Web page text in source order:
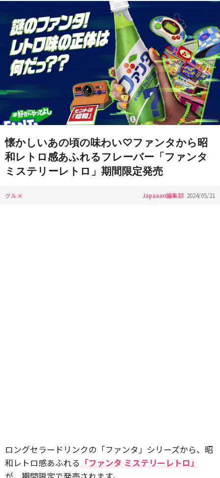
懐かしいあの頃の味わい♡ファンタから昭
和レトロ感あふれるフレーバー「ファンタ
ミステリーレトロ」期間限定発売
グルメ Japaaan編集部 2024/05/21
ロングセラードリンクの「ファンタ」シリーズから、昭
和レトロ感あふれる 「ファンタ ミステリーレトロ」